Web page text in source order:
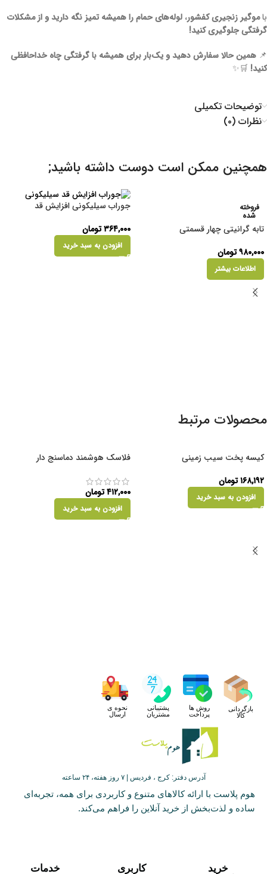
باموگیر زنجیری کفشور، لوله‌های حمام را همیشه تمیز نگه دارید و از مشکلات
گرفتگی جلوگیری کنید!
📌 همین حالا سفارش دهید و یک‌بار برای همیشه با گرفتگی چاه خداحافظی
کنید! 🛒✨
توضیحات تکمیلی
نظرات (۰)
همچنین ممکن است دوست داشته باشید;
فروخته
شده
تابه گرانیتی چهار قسمتی
۹۸۰,۰۰۰تومان
اطلاعات بیشتر
جوراب سیلیکونی افزایش قد
۳۶۴,۰۰۰تومان
افزودن به سبد خرید
محصولات مرتبط
کیسه پخت سیب زمینی
۱۶۸,۱۹۲تومان
افزودن به سبد خرید
فلاسک هوشمند دماسنج دار
۴۱۲,۰۰۰تومان
افزودن به سبد خرید
بازگردانی
کالا
روش ها
پرداخت
پشتیبانی
مشتریان
نحوه ی
ارسال
آدرس دفتر: کرج ، فردیس | ۷ روز هفته، ۲۴ ساعته
هوم پلاست با ارائه کالاهای متنوع و کاربردی برای همه، تجربه‌ای
ساده و لذت‌بخش از خرید آنلاین را فراهم می‌کند.
خرید کاربری خدمات